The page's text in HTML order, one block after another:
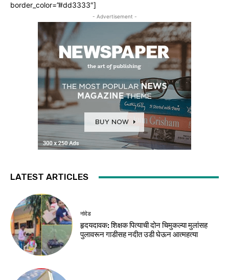
border_color=”#dd3333″]
- Advertisement -
LATEST ARTICLES
नांदेड
हृदयदावक: शिक्षक पित्याची दोन चिमुकल्या मुलांसह
पुलावरून गाडीसह नदीत उडी घेऊन आत्महत्या